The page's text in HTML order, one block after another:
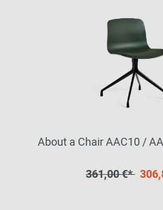
About a Chair AAC10 /
361,00 €*